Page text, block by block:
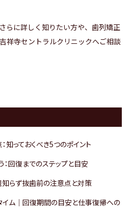
らに詳しく知りたい方や、歯列矯正
祥寺セントラルクリニックへご相談
知っておくべき5つのポイント
回復までのステップと目安
らず抜歯前の注意点と対策
イム｜回復期間の目安と仕事復帰への